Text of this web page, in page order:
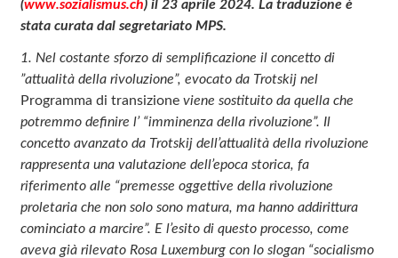
(www.sozialismus.ch) il 23 aprile 2024. La traduzione è
stata curata dal segretariato MPS.
1. Nel costante sforzo di semplificazione il concetto di
”attualità della rivoluzione”, evocato da Trotskij nel
Programma di transizioneviene sostituito da quella che
potremmo definire l’ “imminenza della rivoluzione”. Il
concetto avanzato da Trotskij dell’attualità della rivoluzione
rappresenta una valutazione dell’epoca storica, fa
riferimento alle “premesse oggettive della rivoluzione
proletaria che non solo sono matura, ma hanno addirittura
cominciato a marcire”. E l’esito di questo processo, come
aveva già rilevato Rosa Luxemburg con lo slogan “socialismo